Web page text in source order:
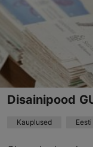
Disainipood
Kauplused